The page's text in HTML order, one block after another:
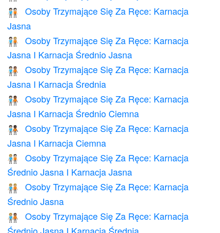
🧑🏻‍🤝‍🧑🏻
Osoby Trzymające Się Za Ręce: Karnacja
Jasna
🧑🏻‍🤝‍🧑🏼
Osoby Trzymające Się Za Ręce: Karnacja
Jasna I Karnacja Średnio Jasna
🧑🏻‍🤝‍🧑🏽
Osoby Trzymające Się Za Ręce: Karnacja
Jasna I Karnacja Średnia
🧑🏻‍🤝‍🧑🏾
Osoby Trzymające Się Za Ręce: Karnacja
Jasna I Karnacja Średnio Ciemna
🧑🏻‍🤝‍🧑🏿
Osoby Trzymające Się Za Ręce: Karnacja
Jasna I Karnacja Ciemna
🧑🏼‍🤝‍🧑🏻
Osoby Trzymające Się Za Ręce: Karnacja
Średnio Jasna I Karnacja Jasna
🧑🏼‍🤝‍🧑🏼
Osoby Trzymające Się Za Ręce: Karnacja
Średnio Jasna
🧑🏼‍🤝‍🧑🏽
Osoby Trzymające Się Za Ręce: Karnacja